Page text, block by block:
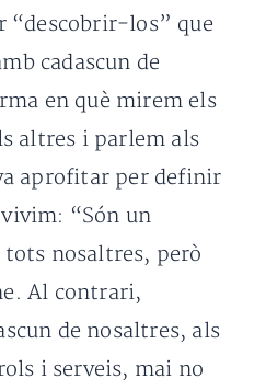
“descobrir-los” que
cadascun de
en què mirem els
altres i parlem als
aprofitar per definir
“Són un
nosaltres, però
Al contrari,
de nosaltres, als
i serveis, mai no